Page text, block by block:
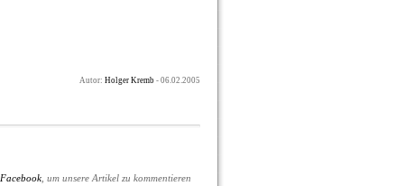
Autor: Holger Kremb - 06.02.2005
Facebook , um unsere Artikel zu kommentieren